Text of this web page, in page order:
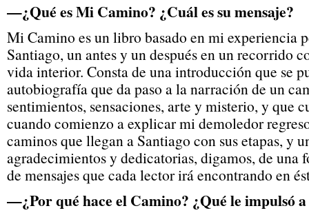
—¿Qué es Mi Camino? ¿Cuál es su mensaje?
Mi Camino es un libro basado en mi experiencia
Santiago, un antes y un después en un recorrido
vida interior. Consta de una introducción que se
autobiografía que da paso a la narración de un
sentimientos, sensaciones, arte y misterio, y que
cuando comienzo a explicar mi demoledor
caminos que llegan a Santiago con sus etapas, y
agradecimientos y dedicatorias, digamos, de una
de mensajes que cada lector irá encontrando en
—¿Por qué hace el Camino? ¿Qué le impulsó